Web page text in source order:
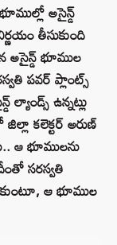
అసైన్డ్
తీసుకుంది
అసైన్డ్ భూముల
పవర్ ప్లాంట్స్
ఉన్నట్లు
కలెక్టర్ అరుణ్
ఆ భూములను
సరస్వతి
ఆ భూముల